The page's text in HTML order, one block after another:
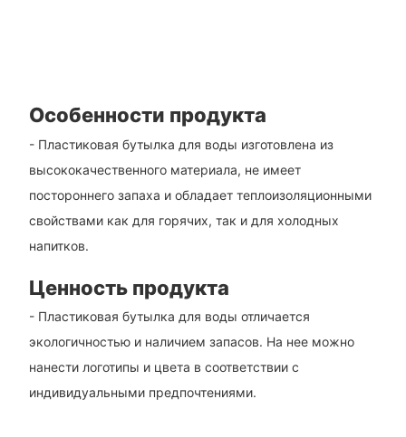
Особенности продукта
- Пластиковая бутылка для воды изготовлена ​​из
высококачественного материала, не имеет
постороннего запаха и обладает теплоизоляционными
свойствами как для горячих, так и для холодных
напитков.
Ценность продукта
- Пластиковая бутылка для воды отличается
экологичностью и наличием запасов. На нее можно
нанести логотипы и цвета в соответствии с
индивидуальными предпочтениями.